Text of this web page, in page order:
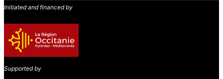
Initiated and financed by
Supported by